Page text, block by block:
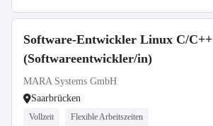
Software-Entwickler Linux C/C++
(Softwareentwickler/in)
MARA Systems GmbH
Saarbrücken
Vollzeit Flexible Arbeitszeiten